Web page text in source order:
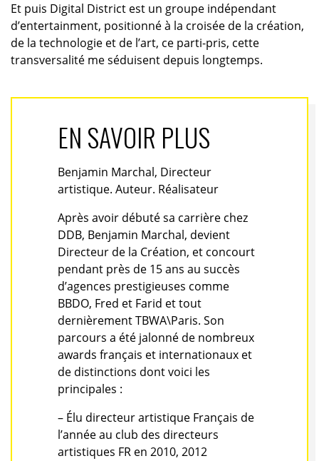
Et puis Digital District est un groupe indépendant
d’entertainment, positionné à la croisée de la création,
de la technologie et de l’art, ce parti-pris, cette
transversalité me séduisent depuis longtemps.
EN SAVOIR PLUS
Benjamin Marchal, Directeur
artistique. Auteur. Réalisateur
Après avoir débuté sa carrière chez
DDB, Benjamin Marchal, devient
Directeur de la Création, et concourt
pendant près de 15 ans au succès
d’agences prestigieuses comme
BBDO, Fred et Farid et tout
dernièrement TBWA\Paris. Son
parcours a été jalonné de nombreux
awards français et internationaux et
de distinctions dont voici les
principales :
– Élu directeur artistique Français de
l’année au club des directeurs
artistiques FR en 2010, 2012